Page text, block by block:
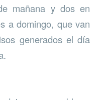
mañana y dos en
a domingo, que van
generados el día